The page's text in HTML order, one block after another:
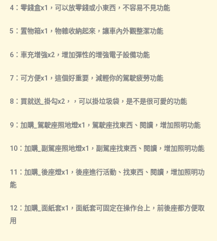
4：零錢盒x1，可以放零錢或小東西，不容易不見功能
5：置物箱x1，物雜收納起來，讓車內外觀整潔功能
6：車充增強x2，增加彈性的增強電子設備功能
7：可方便x1，這個好重要，減輕你的駕駛疲勞功能
8：買就送_掛勾x2，，可以掛垃圾袋，是不是很可愛的功能
9：加購_駕駛座照地燈x1，駕駛座找東西、閱讀，增加照明功能
10：加購_副駕座照地燈x1，副駕座找東西、閱讀，增加照明功能
11：加購_後座燈x1，後座進行活動、找東西、閱讀，增加照明功
能
12：加購_面紙套x1，面紙套可固定在操作台上，前後座都方便取
用